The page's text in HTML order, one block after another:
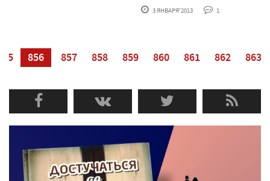
3 ЯНВАРЯ'2013 1
856 857 858 859 860 861 862 863